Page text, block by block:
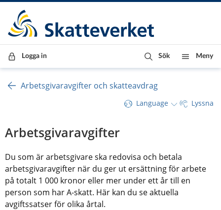
Till innehåll
Till navigationen
Till chattrobot
Logga in Sök Meny
Arbetsgivaravgifter och skatteavdrag
Language Lyssna
Arbetsgivaravgifter
Du som är arbetsgivare ska redovisa och betala
arbetsgivaravgifter när du ger ut ersättning för arbete
på totalt 1 000 kronor eller mer under ett år till en
person som har A-skatt. Här kan du se aktuella
avgiftssatser för olika årtal.